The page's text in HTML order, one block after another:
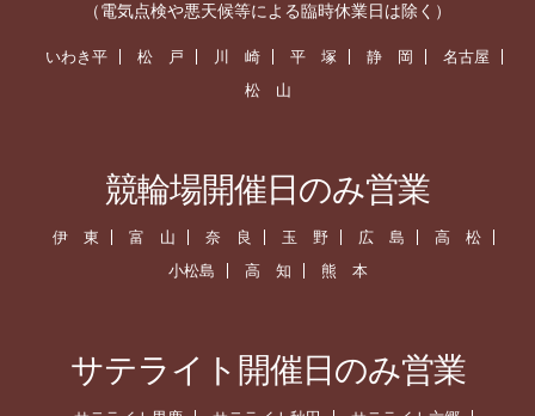
（電気点検や悪天候等による臨時休業日は除く）
いわき平 松 戸 川 崎 平 塚 静 岡
名古屋
松 山
競輪場開催日のみ営業
伊 東 富 山 奈 良 玉 野 広 島
高 松
小松島
高 知 熊 本
サテライト開催日のみ営業